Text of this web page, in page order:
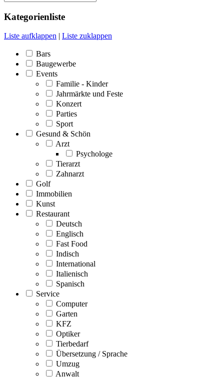
Kategorienliste
Liste aufklappen | Liste zuklappen
Bars
Baugewerbe
Events
Familie - Kinder
Jahrmärkte und Feste
Konzert
Parties
Sport
Gesund & Schön
Arzt
Psychologe
Tierarzt
Zahnarzt
Golf
Immobilien
Kunst
Restaurant
Deutsch
Englisch
Fast Food
Indisch
International
Italienisch
Spanisch
Service
Computer
Garten
KFZ
Optiker
Tierbedarf
Übersetzung / Sprache
Umzug
Anwalt